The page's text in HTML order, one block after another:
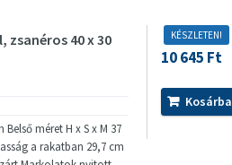
zsanéros 40 x 30
Belső méret H x S x M 37
a rakatban 29,7 cm
KÉSZLETEN!
10 645 Ft
Kosárba